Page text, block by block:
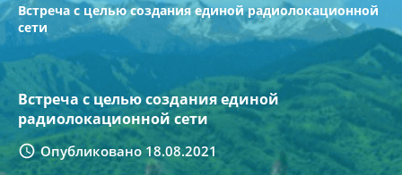
Встреча с целью создания единой радиолокационной
сети
Встреча с целью создания единой
радиолокационной сети
Опубликовано 18.08.2021